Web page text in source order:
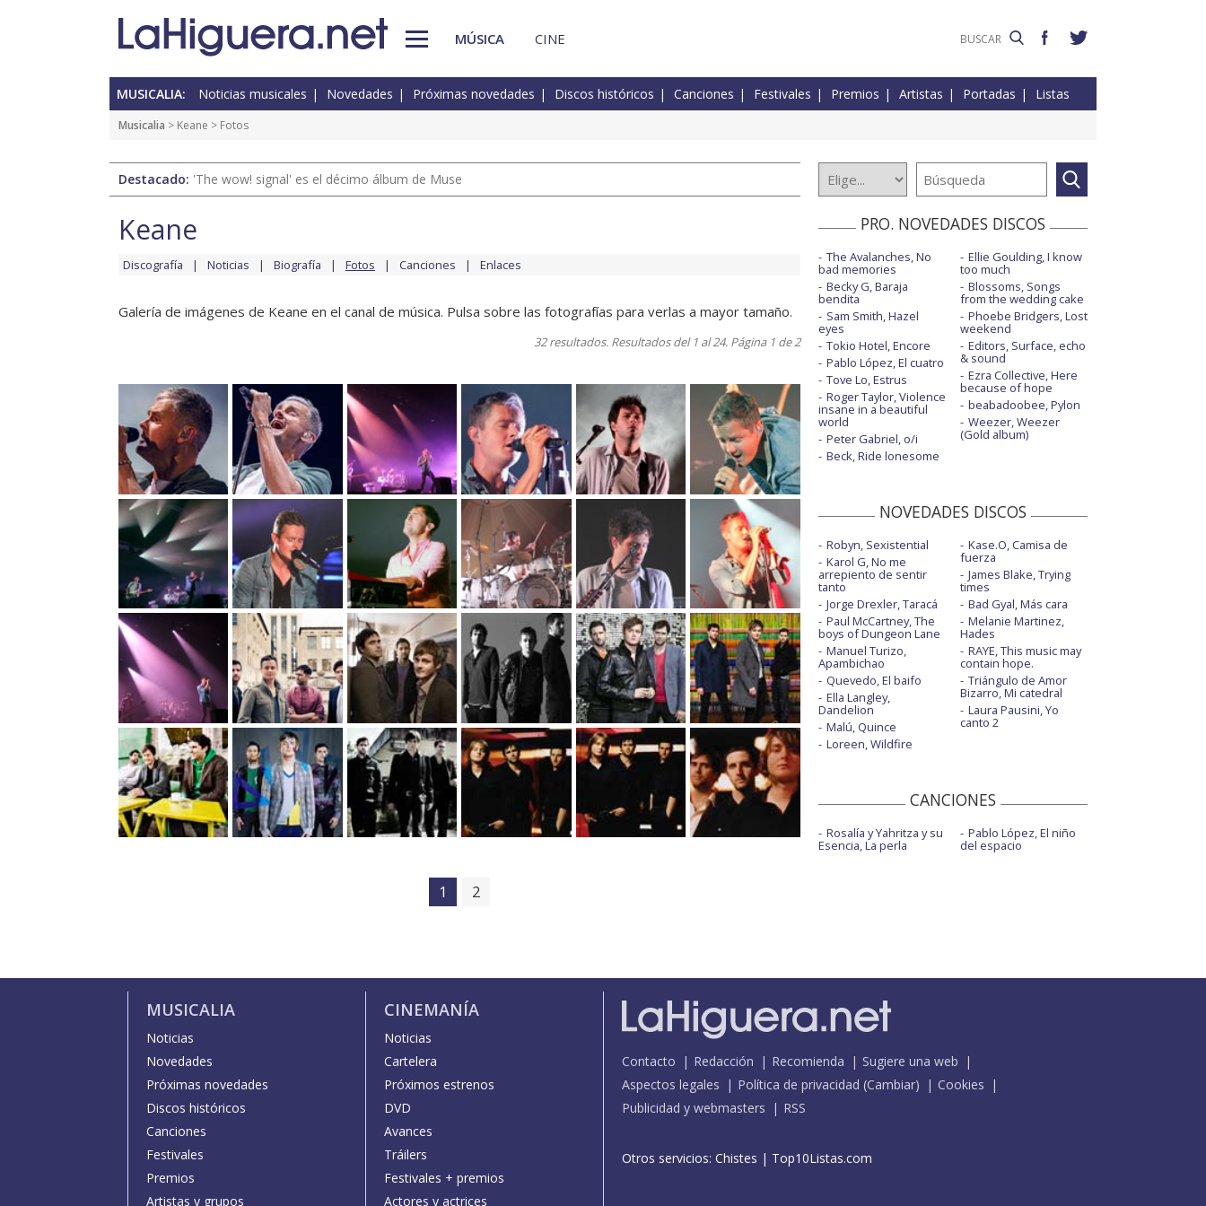
MÚSICA CINE
MUSICALIA: Noticias musicales Novedades Próximas novedades Discos históricos Canciones Festivales Premios Artistas Portadas Listas
Musicalia > Keane > Fotos
Destacado: 'The wow! signal' es el décimo álbum de Muse
Keane
Discografía Noticias Biografía Fotos Canciones Enlaces
Galería de imágenes de Keane en el canal de música. Pulsa sobre las fotografías para verlas a mayor tamaño.
32 resultados. Resultados del 1 al 24. Página 1 de 2
1 2
PRO. NOVEDADES DISCOS
The Avalanches, No
bad memories
Becky G, Baraja
bendita
Sam Smith, Hazel
eyes
Tokio Hotel, Encore
Pablo López, El cuatro
Tove Lo, Estrus
Roger Taylor, Violence
insane in a beautiful
world
Peter Gabriel, o/i
Beck, Ride lonesome
Ellie Goulding, I know
too much
Blossoms, Songs
from the wedding cake
Phoebe Bridgers, Lost
weekend
Editors, Surface, echo
& sound
Ezra Collective, Here
because of hope
beabadoobee, Pylon
Weezer, Weezer
(Gold album)
NOVEDADES DISCOS
Robyn, Sexistential
Karol G, No me
arrepiento de sentir
tanto
Jorge Drexler, Taracá
Paul McCartney, The
boys of Dungeon Lane
Manuel Turizo,
Apambichao
Quevedo, El baifo
Ella Langley,
Dandelion
Malú, Quince
Loreen, Wildfire
Kase.O, Camisa de
fuerza
James Blake, Trying
times
Bad Gyal, Más cara
Melanie Martinez,
Hades
RAYE, This music may
contain hope.
Triángulo de Amor
Bizarro, Mi catedral
Laura Pausini, Yo
canto 2
CANCIONES
Rosalía y Yahritza y su
Esencia, La perla
Pablo López, El niño
del espacio
MUSICALIA
Noticias
Novedades
Próximas novedades
Discos históricos
Canciones
Festivales
Premios
Artistas y grupos
CINEMANÍA
Noticias
Cartelera
Próximos estrenos
DVD
Avances
Tráilers
Festivales + premios
Actores y actrices
Contacto Redacción Recomienda
Sugiere una web
Aspectos legales
Política de privacidad (Cambiar)
Cookies
Publicidad y webmasters
RSS
Otros servicios: Chistes | Top10Listas.com